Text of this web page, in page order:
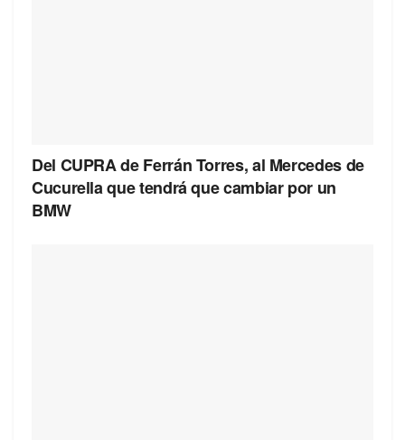
Del CUPRA de Ferrán Torres, al Mercedes de
Cucurella que tendrá que cambiar por un
BMW